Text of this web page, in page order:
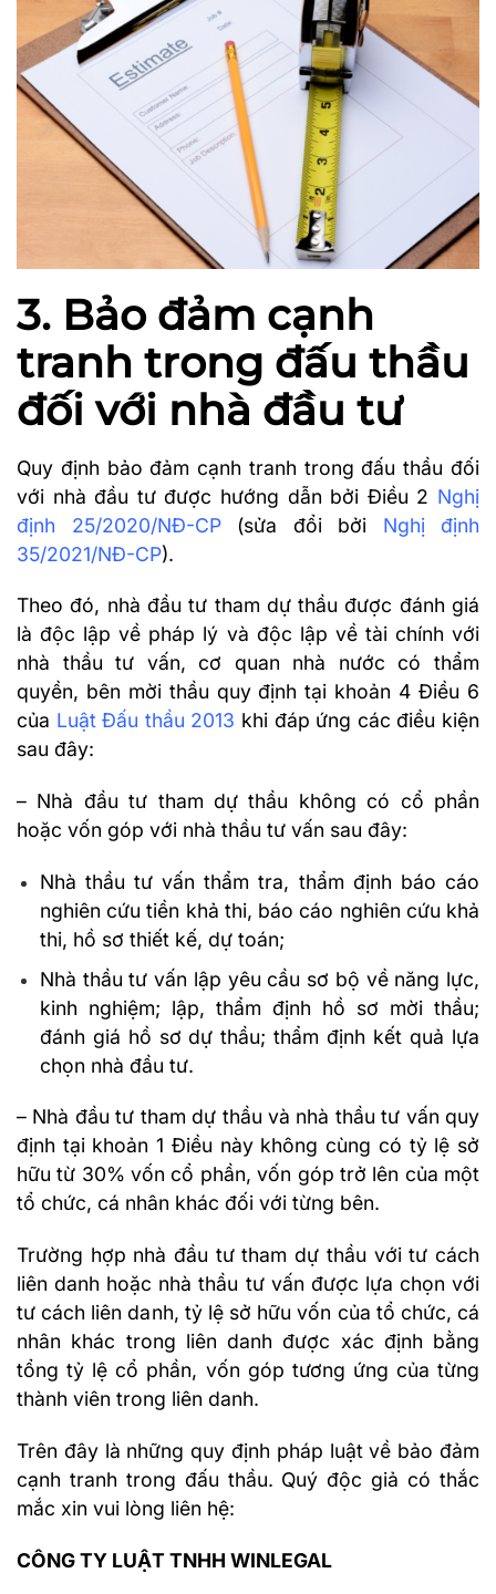
3. Bảo đảm cạnh
tranh trong đấu thầu
đối với nhà đầu tư
Quy định bảo đảm cạnh tranh trong đấu thầu đối
với nhà đầu tư được hướng dẫn bởi Điều 2 Nghị
định 25/2020/NĐ-CP(sửa đổi bởi Nghị định
35/2021/NĐ-CP).
Theo đó, nhà đầu tư tham dự thầu được đánh giá
là độc lập về pháp lý và độc lập về tài chính với
nhà thầu tư vấn, cơ quan nhà nước có thẩm
quyền, bên mời thầu quy định tại khoản 4 Điều 6
của Luật Đấu thầu 2013 khi đáp ứng các điều kiện
sau đây:
– Nhà đầu tư tham dự thầu không có cổ phần
hoặc vốn góp với nhà thầu tư vấn sau đây:
Nhà thầu tư vấn thẩm tra, thẩm định báo cáo
nghiên cứu tiền khả thi, báo cáo nghiên cứu khả
thi, hồ sơ thiết kế, dự toán;
Nhà thầu tư vấn lập yêu cầu sơ bộ về năng lực,
kinh nghiệm; lập, thẩm định hồ sơ mời thầu;
đánh giá hồ sơ dự thầu; thẩm định kết quả lựa
chọn nhà đầu tư.
– Nhà đầu tư tham dự thầu và nhà thầu tư vấn quy
định tại khoản 1 Điều này không cùng có tỷ lệ sở
hữu từ 30% vốn cổ phần, vốn góp trở lên của một
tổ chức, cá nhân khác đối với từng bên.
Trường hợp nhà đầu tư tham dự thầu với tư cách
liên danh hoặc nhà thầu tư vấn được lựa chọn với
tư cách liên danh, tỷ lệ sở hữu vốn của tổ chức, cá
nhân khác trong liên danh được xác định bằng
tổng tỷ lệ cổ phần, vốn góp tương ứng của từng
thành viên trong liên danh.
Trên đây là những quy định pháp luật về bảo đảm
cạnh tranh trong đấu thầu. Quý độc giả có thắc
mắc xin vui lòng liên hệ:
CÔNG TY LUẬT TNHH WINLEGAL